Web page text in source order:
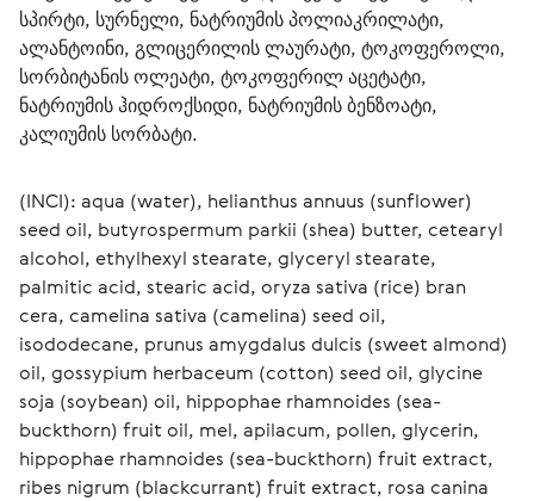
სპირტი, სურნელი, ნატრიუმის პოლიაკრილატი,
ალანტოინი, გლიცერილის ლაურატი, ტოკოფეროლი,
სორბიტანის ოლეატი, ტოკოფერილ აცეტატი,
ნატრიუმის ჰიდროქსიდი, ნატრიუმის ბენზოატი,
კალიუმის სორბატი.
(INCI): aqua (water), helianthus annuus (sunflower)
seed oil, butyrospermum parkii (shea) butter, cetearyl
alcohol, ethylhexyl stearate, glyceryl stearate,
palmitic acid, stearic acid, oryza sativa (rice) bran
cera, camelina sativa (camelina) seed oil,
isododecane, prunus amygdalus dulcis (sweet almond)
oil, gossypium herbaceum (сotton) seed oil, glycine
soja (soybean) oil, hippophae rhamnoides (sea-
buckthorn) fruit oil, mel, apilacum, pollen, glycerin,
hippophae rhamnoides (sea-buckthorn) fruit extract,
ribes nigrum (blackcurrant) fruit extract, rosa canina